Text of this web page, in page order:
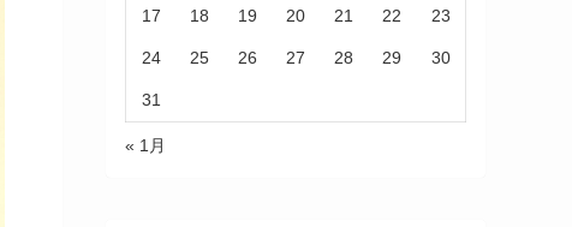
17 18 19 20 21 22 23
24 25 26 27 28 29 30
31
« 1月